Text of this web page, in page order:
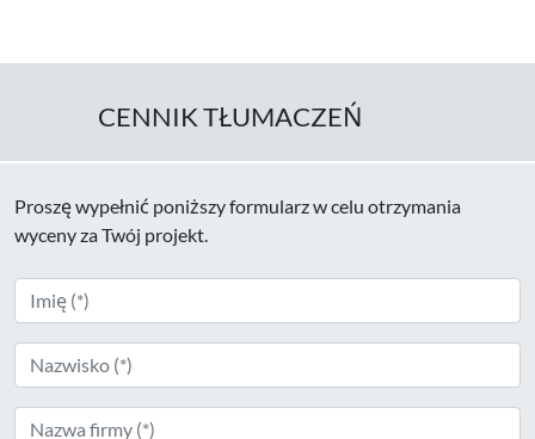
CENNIK TŁUMACZEŃ
Proszę wypełnić poniższy formularz w celu otrzymania
wyceny za Twój projekt.